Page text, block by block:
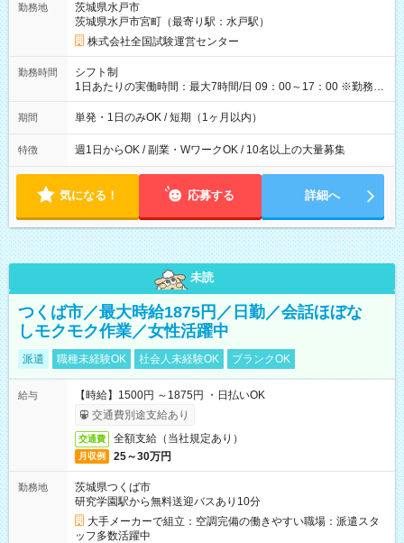
例】 ・河合塾模擬試験 8:30～17:30（休憩1時間） 時給1,300円
×8時間＝日収10,400円＋交通費 ※当日の役割により時給＋100
円の場合あり ・国家試験 7:00～13:30（休憩なし） 時給1,300
円（役割手当＋100円）×6時間＝日収8,400円＋交通費 【試用期
間】試用期間なし
勤務地
茨城県水戸市
茨城県水戸市宮町（最寄り駅：水戸駅）
株式会社全国試験運営センター
勤務時間
シフト制
1日あたりの実働時間：最大7時間/日 09：00～17：00 ※勤務時
間は 試験により異なります。
期間 単発・1日のみOK / 短期（1ヶ月以内）
特徴 週1日からOK / 副業・WワークOK / 10名以上の大量募集
気になる！ 応募する 詳細へ
未読
つくば市／最大時給1875円／日勤／会話ほぼな
しモクモク作業／女性活躍中
派遣 職種未経験OK 社会人未経験OK ブランクOK
給与
【時給】1500円 ～1875円 ・日払いOK
交通費別途支給あり
交通費 全額支給（当社規定あり）
月収例 25～30万円
勤務地
茨城県つくば市
研究学園駅から無料送迎バスあり10分
大手メーカーで組立：空調完備の働きやすい職場：派遣スタ
ッフ多数活躍中